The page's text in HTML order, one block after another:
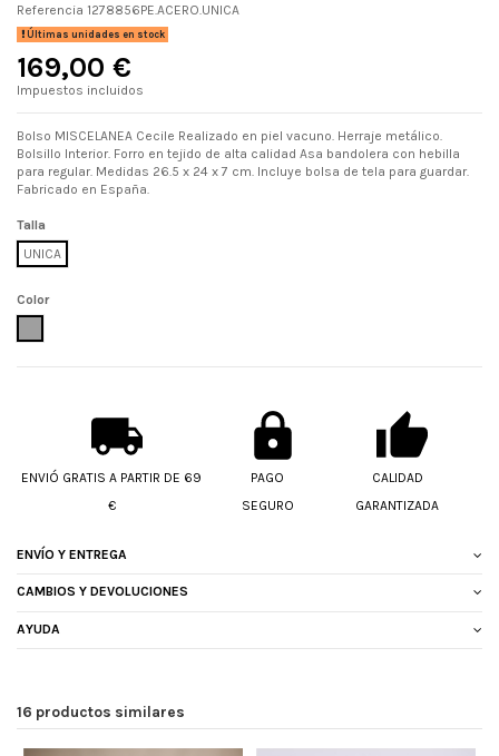
Referencia 1278856PE.ACERO.UNICA
Últimas unidades en stock
169,00 €
Impuestos incluidos
Bolso MISCELANEA Cecile Realizado en piel vacuno. Herraje metálico.
Bolsillo Interior. Forro en tejido de alta calidad Asa bandolera con hebilla
para regular. Medidas 26.5 x 24 x 7 cm. Incluye bolsa de tela para guardar.
Fabricado en España.
Talla
UNICA
Color
ENVIÓ GRATIS A PARTIR DE 69
€
PAGO
SEGURO
CALIDAD
GARANTIZADA
ENVÍO Y ENTREGA
CAMBIOS Y DEVOLUCIONES
AYUDA
16 productos similares